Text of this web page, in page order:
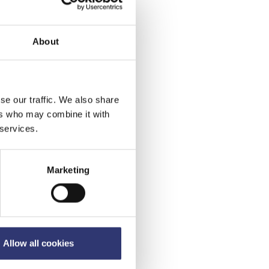
About
our traffic. We also share
who may combine it with
Marketing
Allow all cookies